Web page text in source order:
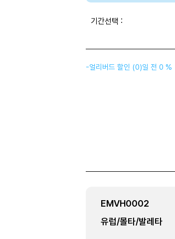
기간선택 :
-얼리버드 할인 (0)일 전 0 %
EMVH0002
유럽/몰타/발레타